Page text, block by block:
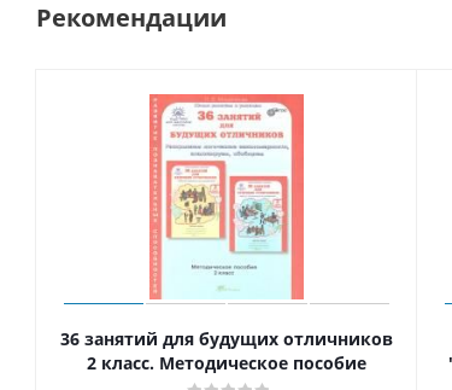
Рекомендации
36 занятий для будущих отличников
2 класс. Методическое пособие